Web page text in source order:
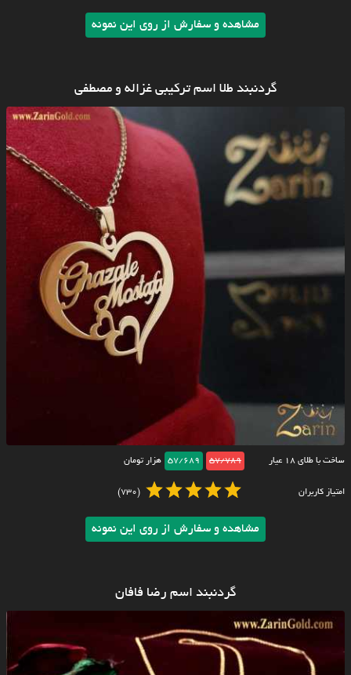
مشاهده و سفارش از روی این نمونه
گردنبند طلا اسم ترکیبی غزاله و مصطفی
ساخت با طلای ۱۸ عیار 57/789
57/689 هزار تومان
امتیاز کاربران (730)
مشاهده و سفارش از روی این نمونه
گردنبند اسم رضا فافان